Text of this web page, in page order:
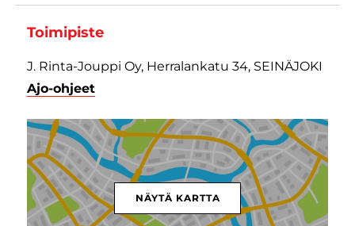
Toimipiste
J. Rinta-Jouppi Oy, Herralankatu 34, SEINÄJOKI
Ajo-ohjeet
NÄYTÄ KARTTA